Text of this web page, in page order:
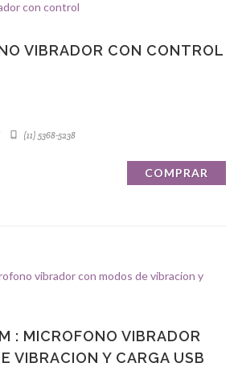
VIBRADOR CON CONTROL
(11) 5368-5238
COMPRAR
: MICROFONO VIBRADOR
VIBRACION Y CARGA USB